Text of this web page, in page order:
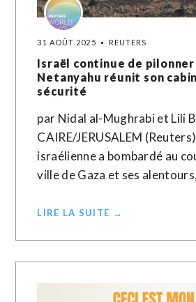
31 AOÛT 2025 REUTERS
Israël continue de
Netanyahu réunit son
sécurité
par Nidal al-Mughrabi et Lili
CAIRE/JERUSALEM
israélienne a bombardé au
ville de Gaza et ses
LIRE LA SUITE →